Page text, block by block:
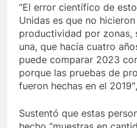
“El error científico de
Unidas es que no
productividad por zonas,
una, que hacía cuatro
puede comparar 2023
porque las pruebas de
fueron hechas en el
Sustentó que estas